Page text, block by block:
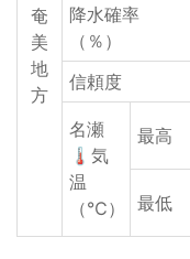
奄
美
地
方
降水確率
（％）
信頼度
名瀬
🌡気
温
（℃）
最高
最低